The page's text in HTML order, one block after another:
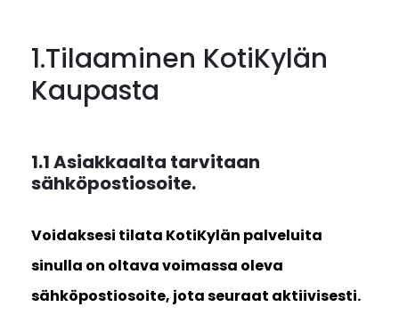
1.Tilaaminen KotiKylän
Kaupasta
1.1 Asiakkaalta tarvitaan
sähköpostiosoite.
Voidaksesi tilata KotiKylän palveluita
sinulla on oltava voimassa oleva
sähköpostiosoite, jota seuraat aktiivisesti.